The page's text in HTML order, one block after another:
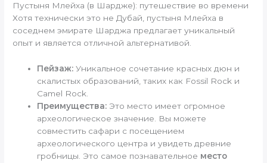
Пустыня Млейха (в Шардже): путешествие во времени
Хотя технически это не Дубай, пустыня Млейха в
соседнем эмирате Шарджа предлагает уникальный
опыт и является отличной альтернативой.
Пейзаж: Уникальное сочетание красных дюн и
скалистых образований, таких как Fossil Rock и
Camel Rock.
Преимущества: Это место имеет огромное
археологическое значение. Вы можете
совместить сафари с посещением
археологического центра и увидеть древние
гробницы. Это самое познавательное место